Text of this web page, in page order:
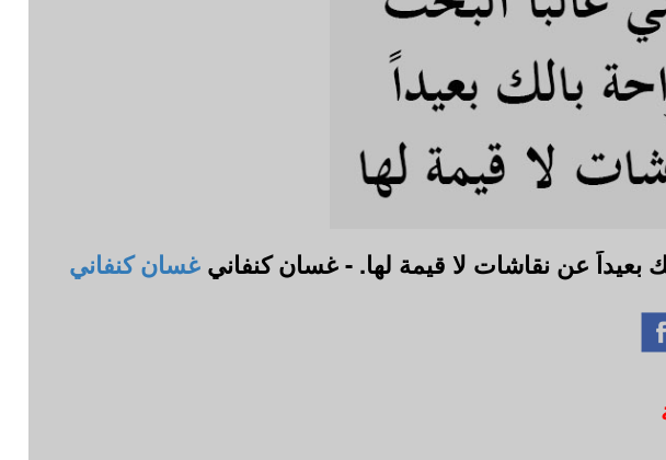
بعيداً عن نقاشات لا قيمة لها. - غسان كنفانيغسان كنفاني